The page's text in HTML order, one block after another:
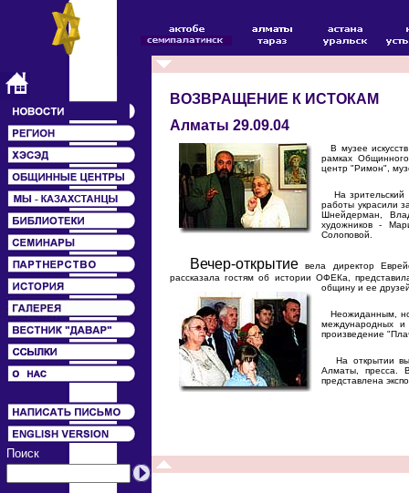
Поиск
ВОЗВРАЩЕНИЕ К ИСТОКАМ
Алматы 29.09.04
В музее
рамках
центр "Римон",
На зрительский
работы украсили
Шнейдерман,
художников -
Солоповой.
Вечер-открытие вела директор
рассказала гостям об истории ОФЕКа,
общину и ее
Неожиданным, но
международных и
произведение
На открытии
Алматы, пресса.
представлена